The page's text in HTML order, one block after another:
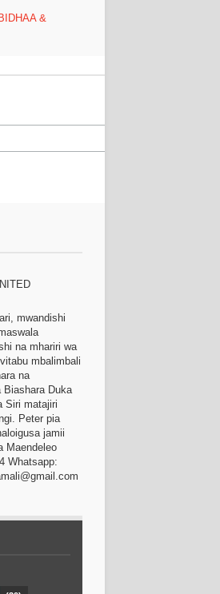
&
mwandishi
na mhariri wa
mbalimbali
na
Biashara Duka
Siri matajiri
Peter pia
jamii
Maendeleo
Whatsapp: